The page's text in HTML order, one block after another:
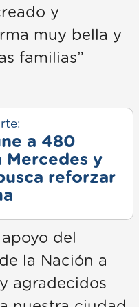
y
muy bella y
familias”
a 480
Mercedes y
reforzar
del
la Nación a
agradecidos